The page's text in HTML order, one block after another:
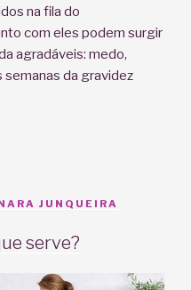
na fila do
com eles podem surgir
agradáveis: medo,
semanas da gravidez
JUNQUEIRA
serve?